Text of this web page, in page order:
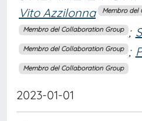
Vito Azzilonna Membro del
Membro del Collaboration Group ;
Membro del Collaboration Group ;
Membro del Collaboration Group
2023-01-01